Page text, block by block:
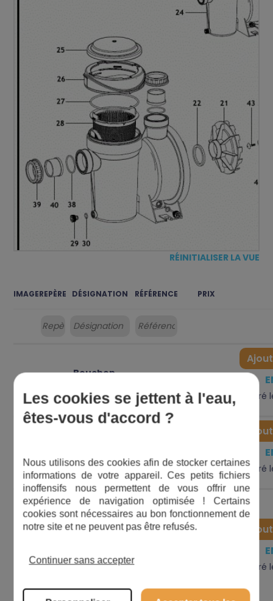
RÉINITIALISER LA VUE
IMAGEREPÈRE DÉSIGNATION RÉFÉRENCE PRIX
Bouchon
Livré
élastique
Livré
Garniture
mécanique
Pompes
2007
support
Livré
Les cookies se jettent à l'eau,
êtes-vous d'accord ?
Nous utilisons des cookies afin de stocker certaines
informations de votre appareil. Ces petits fichiers
inoffensifs nous permettent de vous offrir une
expérience de navigation optimisée ! Certains
cookies sont nécessaires au bon fonctionnement de
notre site et ne peuvent pas être refusés.
Continuer sans accepter